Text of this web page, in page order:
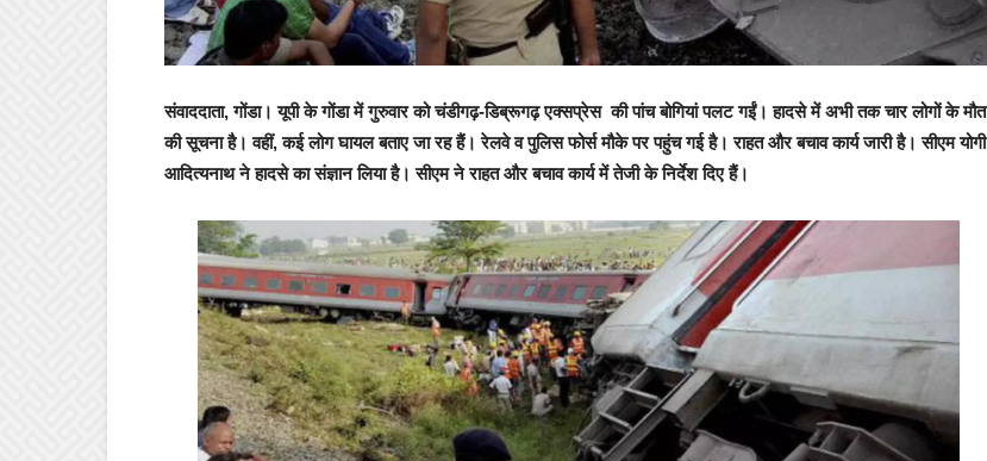
संवाददाता, गोंडा। यूपी के गोंडा में गुरुवार को चंडीगढ़-डिब्रूगढ़ एक्सप्रेस की पांच बोग‍ियां पलट गईं। हादसे में अभी तक चार लोगों के मौत
की सूचना है। वहीं, कई लोग घायल बताए जा रह हैं। रेलवे व पुलिस फोर्स मौके पर पहुंच गई है। राहत और बचाव कार्य जारी है। सीएम योगी
आद‍ित्‍यनाथ ने हादसे का संज्ञान ल‍िया है। सीएम ने राहत और बचाव कार्य में तेजी के न‍िर्देश द‍िए हैं।